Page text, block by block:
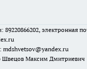
89220866202, электронная
Швецов Максим Дмитриевич